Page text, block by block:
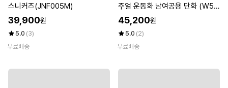
스니커즈(JNF005M)
39,900원
5.0 (3)
무료배송
주얼 운동화 남여공용 단화 (W50
40D6)
45,200원
5.0 (2)
무료배송